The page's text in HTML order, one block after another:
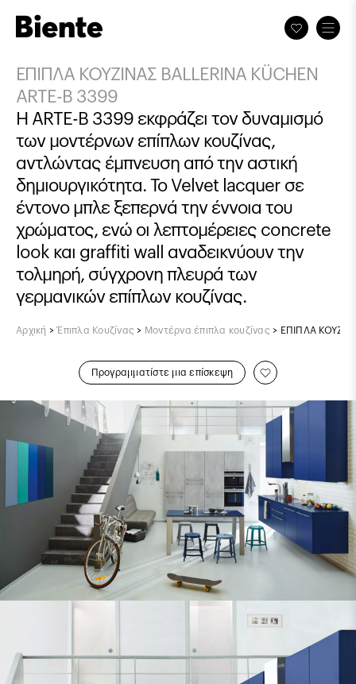
ΕΠΙΠΛΑ ΚΟΥΖΙΝΑΣ BALLERINA KÜCHEN
ARTE-B 3399
Η ARTE-B 3399 εκφράζει τον δυναμισμό
των μοντέρνων επίπλων κουζίνας,
αντλώντας έμπνευση από την αστική
δημιουργικότητα. Το Velvet lacquer σε
έντονο μπλε ξεπερνά την έννοια του
χρώματος, ενώ οι λεπτομέρειες concrete
look και graffiti wall αναδεικνύουν την
τολμηρή, σύγχρονη πλευρά των
γερμανικών επίπλων κουζίνας.
Αρχική >Έπιπλα Κουζίνας > Μοντέρνα έπιπλα κουζίνας > ΕΠΙΠΛΑ
Προγραμματίστε μια επίσκεψη